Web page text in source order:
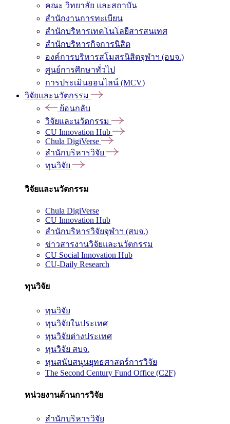
คณะ วิทยาลัย และสถาบัน
สำนักงานการทะเบียน
สำนักบริหารเทคโนโลยีสารสนเทศ
สำนักบริหารกิจการนิสิต
องค์การบริหารสโมสรนิสิตจุฬาฯ (อบจ.)
ศูนย์การศึกษาทั่วไป
การประเมินออนไลน์ (MCV)
วิจัยและนวัตกรรม
ย้อนกลับ
วิจัยและนวัตกรรม
CU Innovation Hub
Chula DigiVerse
สำนักบริหารวิจัย
ทุนวิจัย
วิจัยและนวัตกรรม
Chula DigiVerse
CU Innovation Hub
สำนักบริหารวิจัยจุฬาฯ (สบจ.)
ข่าวสารงานวิจัยและนวัตกรรม
CU Social Innovation Hub
CU-Daily Research
ทุนวิจัย
ทุนวิจัย
ทุนวิจัยในประเทศ
ทุนวิจัยต่างประเทศ
ทุนวิจัย สบจ.
ทุนสนับสนุนยุทธศาสตร์การวิจัย
The Second Century Fund Office (C2F)
หน่วยงานด้านการวิจัย
สำนักบริหารวิจัย